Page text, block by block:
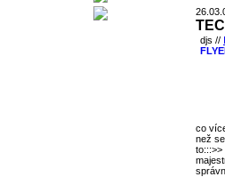
djs //
co
než
to:::>>